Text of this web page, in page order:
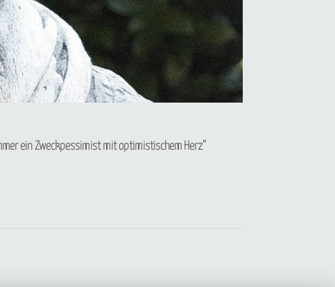
ein Zweckpessimist mit optimistischem Herz“